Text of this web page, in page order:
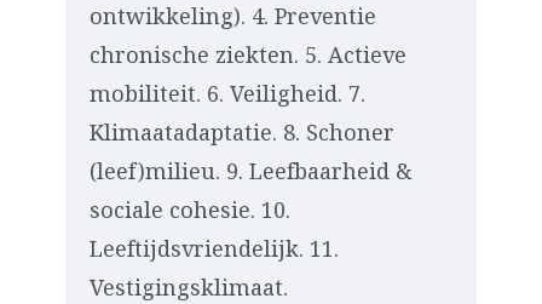
ontwikkeling). 4. Preventie
chronische ziekten. 5. Actieve
mobiliteit. 6. Veiligheid. 7.
Klimaatadaptatie. 8. Schoner
(leef)milieu. 9. Leefbaarheid &
sociale cohesie. 10.
Leeftijdsvriendelijk. 11.
Vestigingsklimaat.